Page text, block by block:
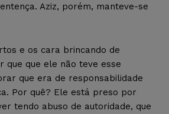
Aziz, porém, manteve-se
e os cara brincando de
que que ele não teve esse
que era de responsabilidade
Por quê? Ele está preso por
tendo abuso de autoridade, que